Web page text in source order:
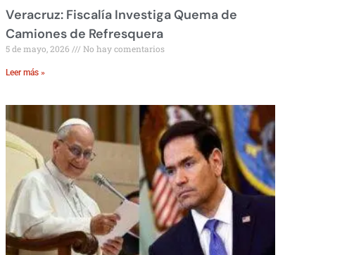
Veracruz: Fiscalía Investiga Quema de
Camiones de Refresquera
5 de mayo, 2026 No hay comentarios
Leer más »